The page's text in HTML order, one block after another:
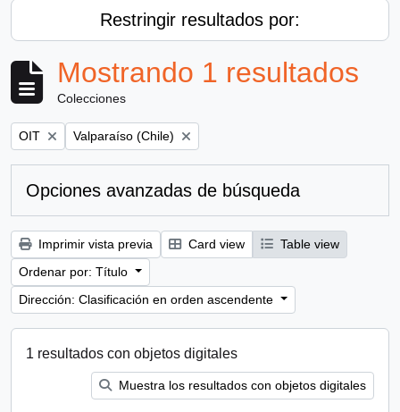
Restringir resultados por:
Mostrando 1 resultados
Colecciones
Remove filter:
OIT Remove filter:
Valparaíso (Chile)
Opciones avanzadas de búsqueda
Imprimir vista previa Card view
Table view
Ordenar por: Título
Dirección: Clasificación en orden ascendente
1 resultados con objetos digitales
Muestra los resultados con objetos digitales